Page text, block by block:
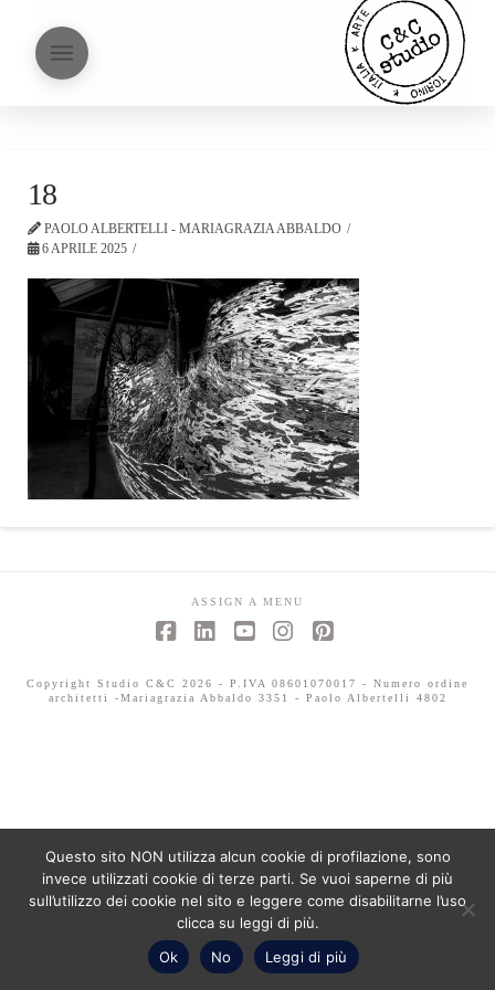
18
PAOLO ALBERTELLI - MARIAGRAZIA ABBALDO
6 APRILE 2025
ASSIGN A MENU
Copyright Studio C&C 2026 - P.IVA 08601070017 - Numero ordine
architetti -Mariagrazia Abbaldo 3351 - Paolo Albertelli 4802
Questo sito NON utilizza alcun cookie di profilazione, sono
invece utilizzati cookie di terze parti. Se vuoi saperne di più
sull’utilizzo dei cookie nel sito e leggere come disabilitarne l’uso
clicca su leggi di più.
Ok
No Leggi di più